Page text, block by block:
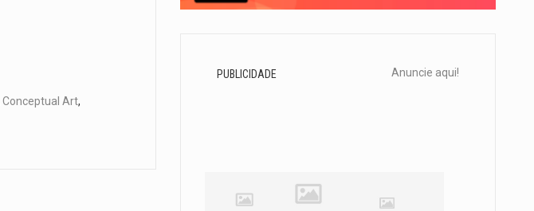
Conceptual Art,
PUBLICIDADE Anuncie aqui!